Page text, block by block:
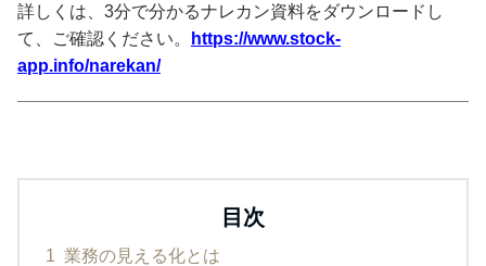
詳しくは、3分で分かるナレカン資料をダウンロードし
て、ご確認ください。
https://www.stock-
app.info/narekan/
目次
1 業務の見える化とは